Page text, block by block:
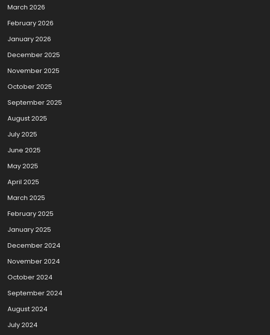
March 2026
February 2026
January 2026
December 2025
November 2025
October 2025
September 2025
August 2025
July 2025
June 2025
May 2025
April 2025
March 2025
February 2025
January 2025
December 2024
November 2024
October 2024
September 2024
August 2024
July 2024